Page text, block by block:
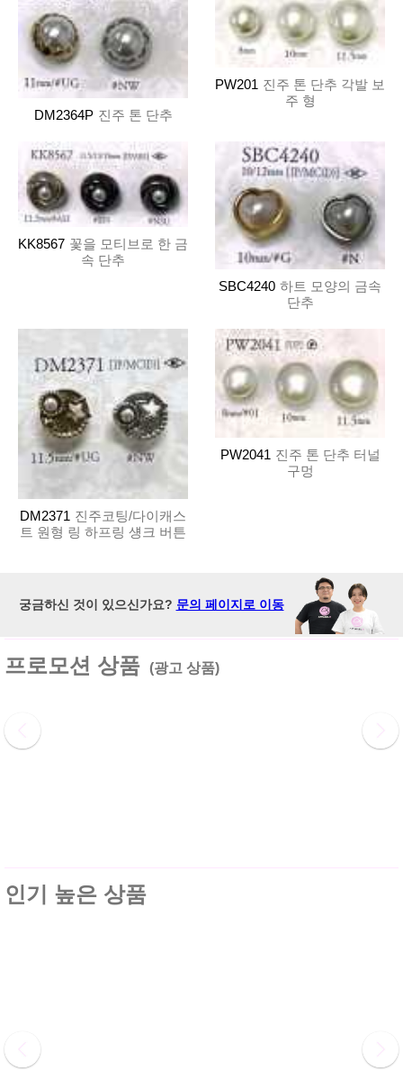
DM2364P 진주 톤 단추
PW201 진주 톤 단추 각발 보
주 형
KK8567 꽃을 모티브로 한 금
속 단추
SBC4240 하트 모양의 금속
단추
DM2371 진주코팅/다이캐스
트 원형 링 하프링 섕크 버튼
PW2041 진주 톤 단추 터널
구멍
궁금하신 것이 있으신가요? 문의 페이지로 이동
프로모션 상품 (광고 상품)
인기 높은 상품